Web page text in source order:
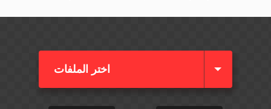
اختر الملفات